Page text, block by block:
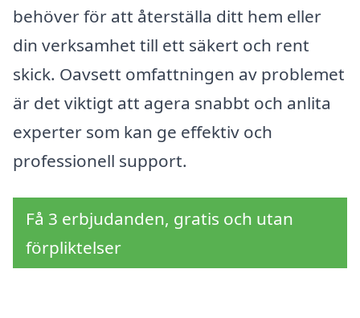
behöver för att återställa ditt hem eller
din verksamhet till ett säkert och rent
skick. Oavsett omfattningen av problemet
är det viktigt att agera snabbt och anlita
experter som kan ge effektiv och
professionell support.
Få 3 erbjudanden, gratis och utan
förpliktelser